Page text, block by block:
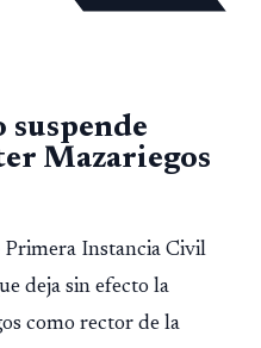
Mazariegos
Instancia Civil
deja sin efecto la
como rector de la